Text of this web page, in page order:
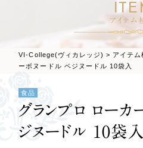
アイテム
VI-College(ヴィカレッジ) > アイテム
ーボヌードル ベジヌードル 10袋入
食品
グランプロ ローカ
ジヌードル 10袋入